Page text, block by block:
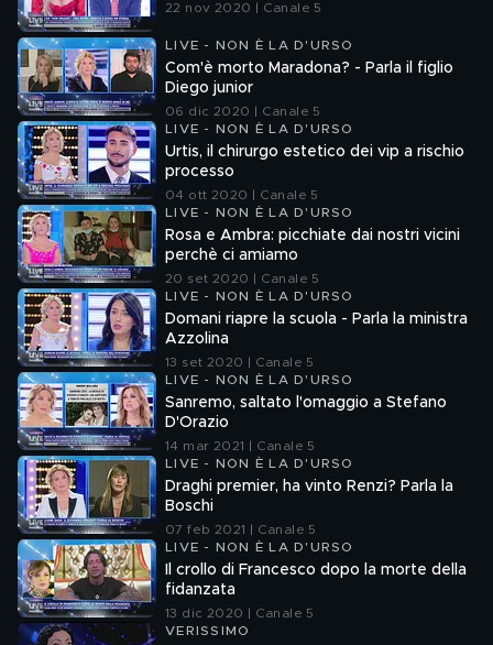
22 nov 2020 | Canale 5
LIVE - NON È LA D'URSO
Com'è morto Maradona? - Parla il figlio
Diego junior
06 dic 2020 | Canale 5
LIVE - NON È LA D'URSO
Urtis, il chirurgo estetico dei vip a rischio
processo
04 ott 2020 | Canale 5
LIVE - NON È LA D'URSO
Rosa e Ambra: picchiate dai nostri vicini
perchè ci amiamo
20 set 2020 | Canale 5
LIVE - NON È LA D'URSO
Domani riapre la scuola - Parla la ministra
Azzolina
13 set 2020 | Canale 5
LIVE - NON È LA D'URSO
Sanremo, saltato l'omaggio a Stefano
D'Orazio
14 mar 2021 | Canale 5
LIVE - NON È LA D'URSO
Draghi premier, ha vinto Renzi? Parla la
Boschi
07 feb 2021 | Canale 5
LIVE - NON È LA D'URSO
Il crollo di Francesco dopo la morte della
fidanzata
13 dic 2020 | Canale 5
VERISSIMO